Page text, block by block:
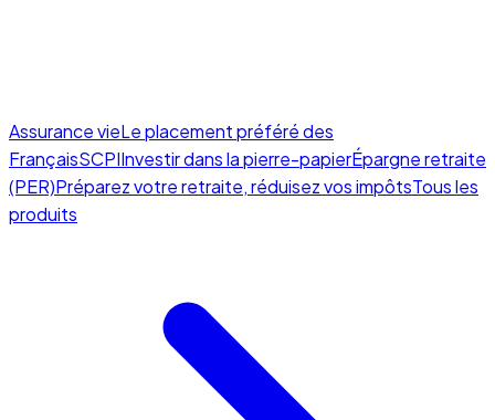
Assurance vieLe placement préféré des
FrançaisSCPIInvestir dans la pierre-papierÉpargne retraite
(PER)Préparez votre retraite, réduisez vos impôtsTous les
produits